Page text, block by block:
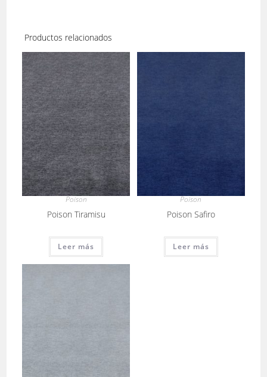
Productos relacionados
Poison
Poison Tiramisu
Leer más
Poison
Poison Safiro
Leer más